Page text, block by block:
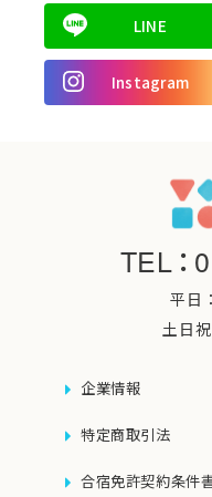
LINE
Instagram
TEL：
平日
土日
企業情報
特定商取引法
合宿免許契約条件